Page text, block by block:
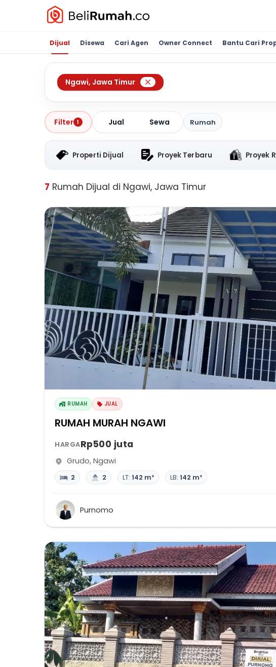
Dijual Disewa Cari Agen Owner Connect Bantu Cari
Ngawi, Jawa Timur
Filter 1 Jual Sewa Rumah
Properti Dijual Proyek Terbaru Proyek
7 Rumah Dijual di Ngawi, Jawa Timur
RUMAH JUAL
RUMAH MURAH NGAWI
HARGARp500 juta
Grudo, Ngawi
2 2 LT: 142 m² LB: 142 m²
Purnomo